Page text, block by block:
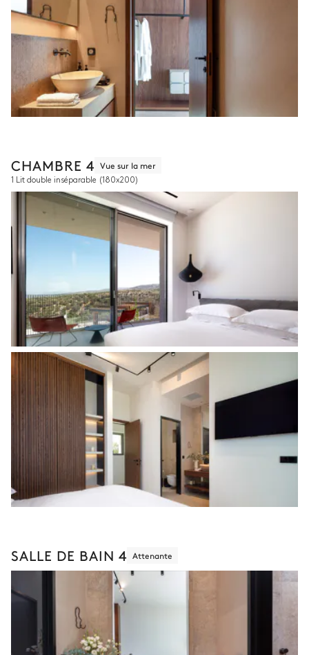
CHAMBRE 4 Vue sur la mer
1 Lit double inséparable (180x200)
SALLE DE BAIN 4 Attenante